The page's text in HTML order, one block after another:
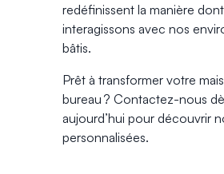
redéfinissent la manière
interagissons avec nos
bâtis.
Prêt à transformer votre
bureau ? Contactez-nous
aujourd’hui pour découvrir
personnalisées.